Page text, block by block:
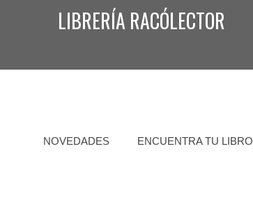
LIBRERÍA RACÓLECTOR
NOVEDADES ENCUENTRA TU LIBRO